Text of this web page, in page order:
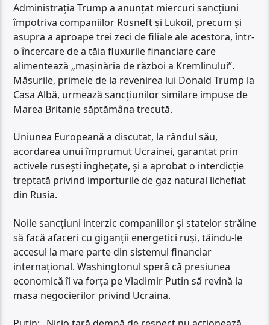
Administrația Trump a anunțat miercuri sancțiuni
împotriva companiilor Rosneft și Lukoil, precum și
asupra a aproape trei zeci de filiale ale acestora, într-
o încercare de a tăia fluxurile financiare care
alimentează „mașinăria de război a Kremlinului”.
Măsurile, primele de la revenirea lui Donald Trump la
Casa Albă, urmează sancțiunilor similare impuse de
Marea Britanie săptămâna trecută.
Uniunea Europeană a discutat, la rândul său,
acordarea unui împrumut Ucrainei, garantat prin
activele rusești înghețate, și a aprobat o interdicție
treptată privind importurile de gaz natural lichefiat
din Rusia.
Noile sancțiuni interzic companiilor și statelor străine
să facă afaceri cu giganții energetici ruși, tăindu-le
accesul la mare parte din sistemul financiar
internațional. Washingtonul speră că presiunea
economică îl va forța pe Vladimir Putin să revină la
masa negocierilor privind Ucraina.